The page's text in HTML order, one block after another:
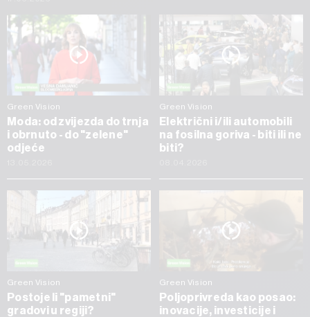
Green Vision
Moda: od zvijezda do trnja
i obrnuto - do "zelene"
odjeće
Green Vision
Električni i/ili automobili
na fosilna goriva - biti ili ne
biti?
Green Vision
Postoje li "pametni"
gradovi u regiji?
Green Vision
Poljoprivreda kao posao:
inovacije, investicije i